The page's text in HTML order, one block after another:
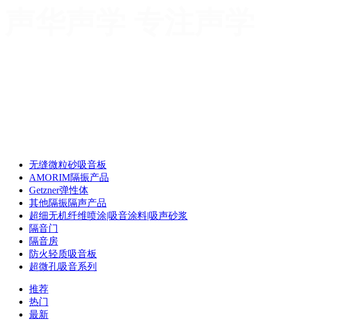
无缝微粒砂吸音板
AMORIM隔振产品
Getzner弹性体
其他隔振隔声产品
超细无机纤维喷涂|吸音涂料|吸声砂浆
隔音门
隔音房
防火轻质吸音板
超微孔吸音系列
推荐
热门
最新